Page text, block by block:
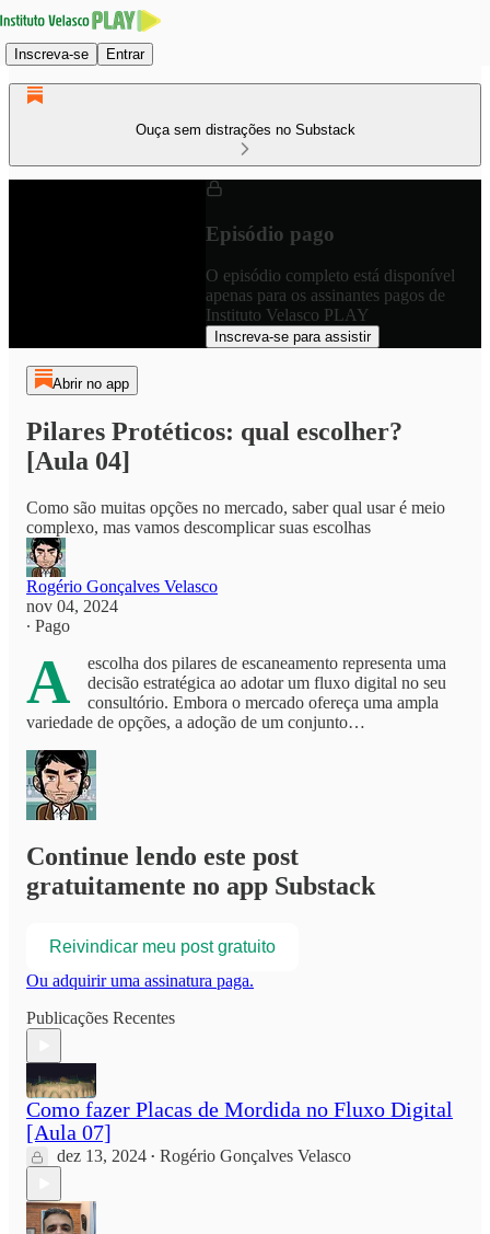
Inscreva-se Entrar
Ouça sem distrações no Substack
Episódio pago
O episódio completo está disponível
apenas para os assinantes pagos de
Instituto Velasco PLAY
Inscreva-se para assistir
Abrir no app
Pilares Protéticos: qual escolher?
[Aula 04]
Como são muitas opções no mercado, saber qual usar é meio
complexo, mas vamos descomplicar suas escolhas
Rogério Gonçalves Velasco
nov 04, 2024
∙ Pago
A
escolha dos pilares de escaneamento representa uma
decisão estratégica ao adotar um fluxo digital no seu
consultório. Embora o mercado ofereça uma ampla
variedade de opções, a adoção de um conjunto…
Continue lendo este post
gratuitamente no app Substack
Reivindicar meu post gratuito
Ou adquirir uma assinatura paga.
Publicações Recentes
Como fazer Placas de Mordida no Fluxo Digital
[Aula 07]
dez 13, 2024 • Rogério Gonçalves Velasco